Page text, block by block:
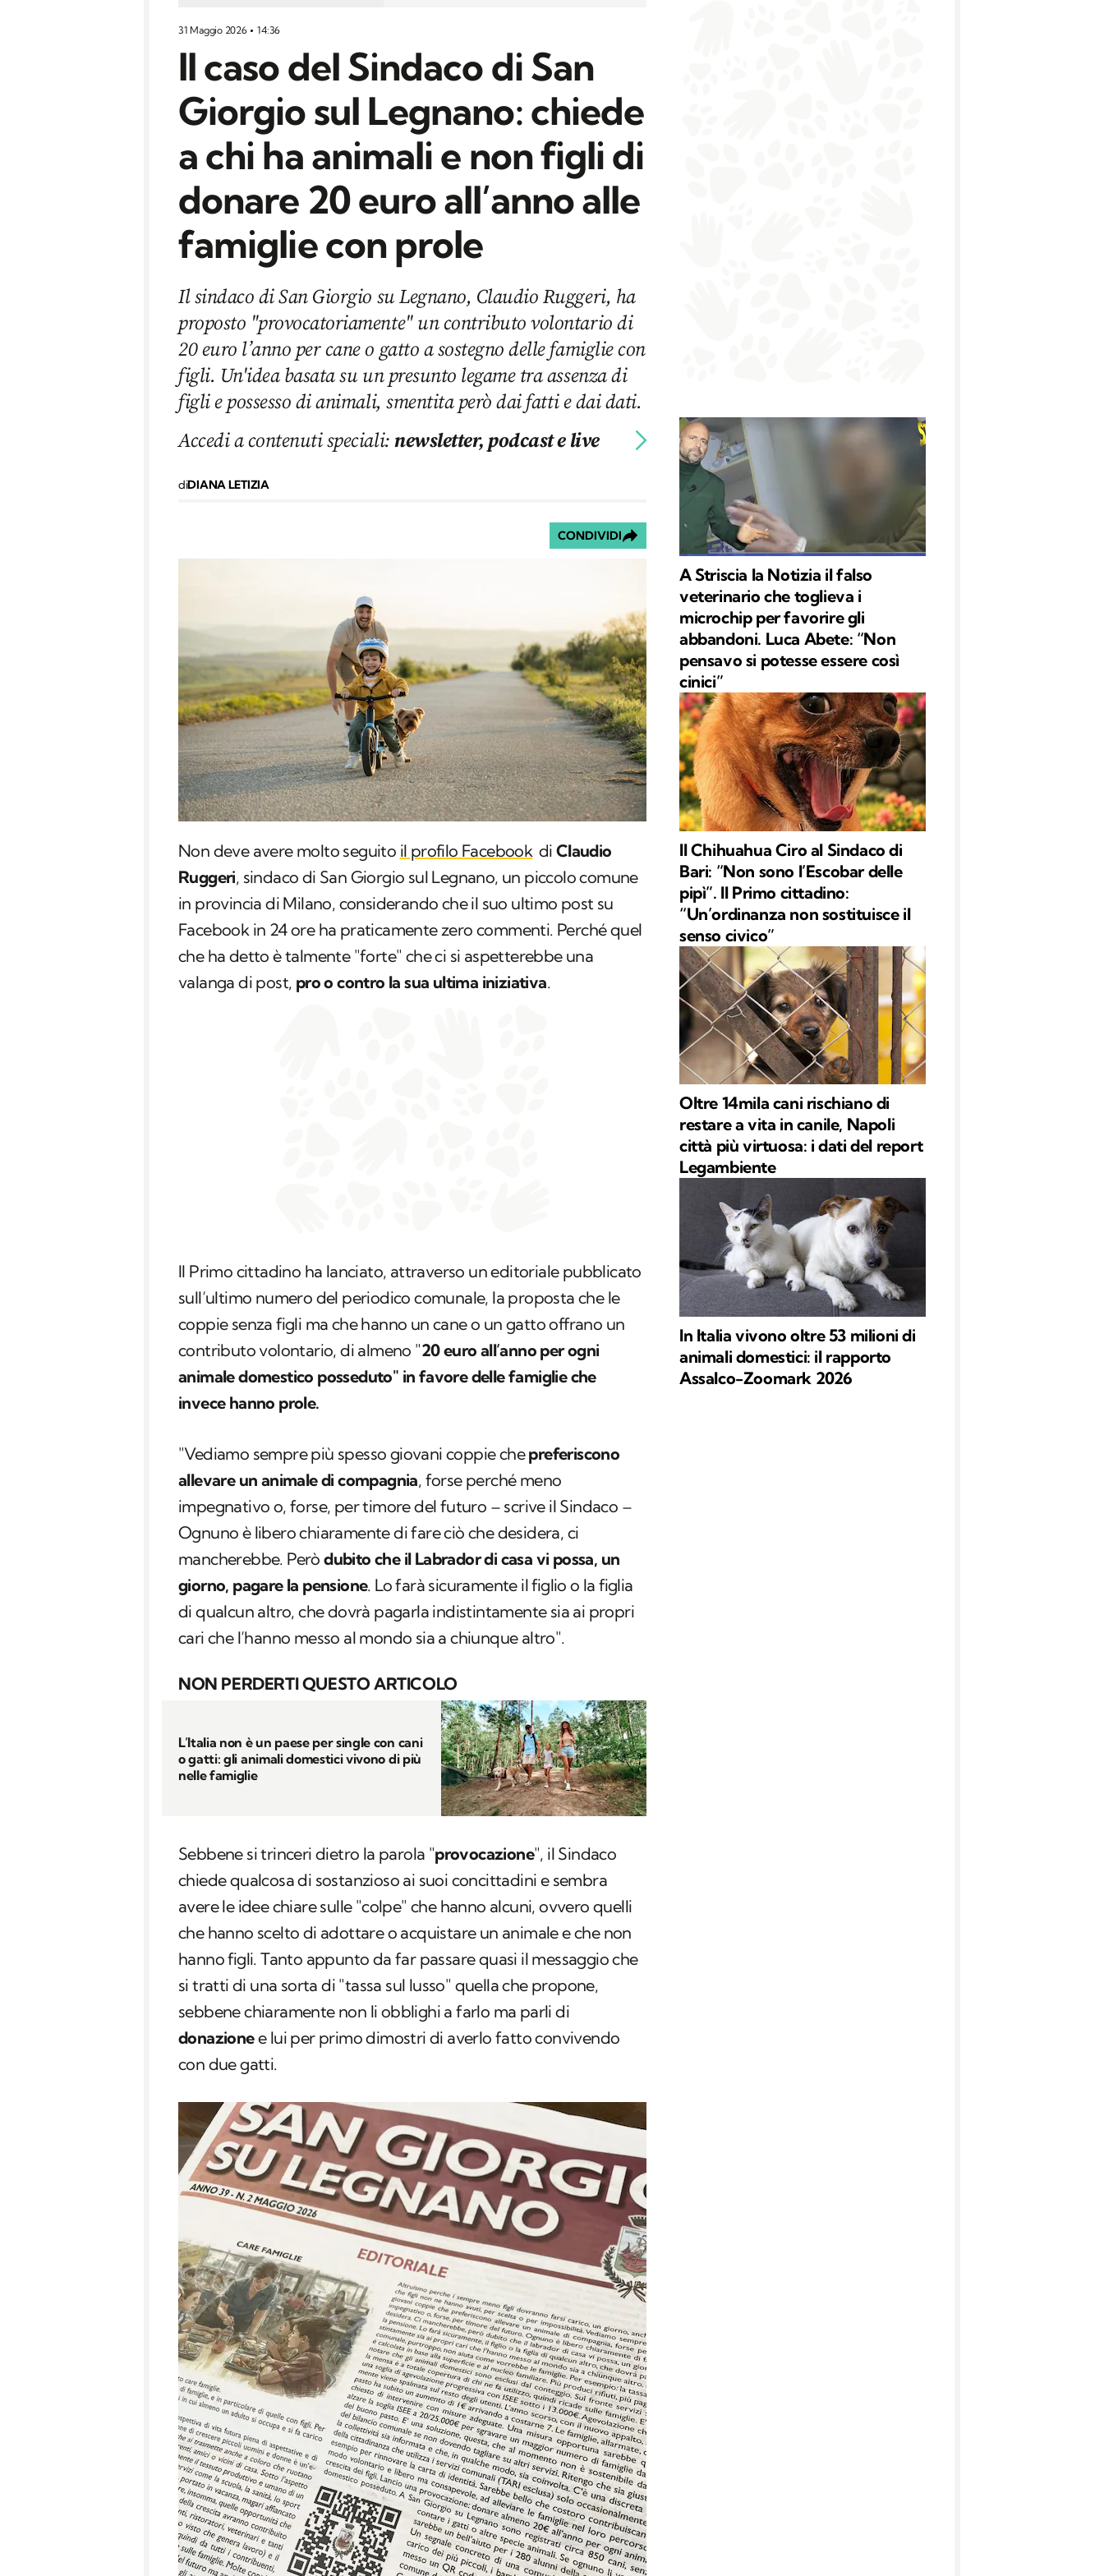
31 Maggio 2026 14:36
Il caso del Sindaco di San
Giorgio sul Legnano: chiede
a chi ha animali e non figli di
donare 20 euro all’anno alle
famiglie con prole
Il sindaco di San Giorgio su Legnano, Claudio Ruggeri, ha
proposto "provocatoriamente" un contributo volontario di
20 euro l’anno per cane o gatto a sostegno delle famiglie con
figli. Un'idea basata su un presunto legame tra assenza di
figli e possesso di animali, smentita però dai fatti e dai dati.
Accedi a contenuti speciali:newsletter, podcast e live
diDIANA LETIZIA
CONDIVIDI
Non deve avere molto seguito il profilo Facebook di Claudio
Ruggeri, sindaco di San Giorgio sul Legnano, un piccolo comune
in provincia di Milano, considerando che il suo ultimo post su
Facebook in 24 ore ha praticamente zero commenti. Perché quel
che ha detto è talmente "forte" che ci si aspetterebbe una
valanga di post, pro o contro la sua ultima iniziativa.
Il Primo cittadino ha lanciato, attraverso un editoriale pubblicato
sull’ultimo numero del periodico comunale, la proposta che le
coppie senza figli ma che hanno un cane o un gatto offrano un
contributo volontario, di almeno "20 euro all’anno per ogni
animale domestico posseduto" in favore delle famiglie che
invece hanno prole.
"Vediamo sempre più spesso giovani coppie chepreferiscono
allevare un animale di compagnia, forse perché meno
impegnativo o, forse, per timore del futuro – scrive il Sindaco –
Ognuno è libero chiaramente di fare ciò che desidera, ci
mancherebbe. Peròdubito che il Labrador di casa vi possa, un
giorno, pagare la pensione. Lo farà sicuramente il figlio o la figlia
di qualcun altro, che dovrà pagarla indistintamente sia ai propri
cari che l’hanno messo al mondo sia a chiunque altro".
NON PERDERTI QUESTO ARTICOLO
L’Italia non è un paese per single con cani
o gatti: gli animali domestici vivono di più
nelle famiglie
Sebbene si trinceri dietro la parola "provocazione", il Sindaco
chiede qualcosa di sostanzioso ai suoi concittadini e sembra
avere le idee chiare sulle "colpe" che hanno alcuni, ovvero quelli
che hanno scelto di adottare o acquistare un animale e che non
hanno figli. Tanto appunto da far passare quasi il messaggio che
si tratti di una sorta di "tassa sul lusso" quella che propone,
sebbene chiaramente non li obblighi a farlo ma parli di
donazionee lui per primo dimostri di averlo fatto convivendo
con due gatti.
A Striscia la Notizia il falso
veterinario che toglieva i
microchip per favorire gli
abbandoni. Luca Abete: “Non
pensavo si potesse essere così
cinici”
Il Chihuahua Ciro al Sindaco di
Bari: “Non sono l’Escobar delle
pipì”. Il Primo cittadino:
“Un’ordinanza non sostituisce il
senso civico”
Oltre 14mila cani rischiano di
restare a vita in canile, Napoli
città più virtuosa: i dati del report
Legambiente
In Italia vivono oltre 53 milioni di
animali domestici: il rapporto
Assalco-Zoomark 2026